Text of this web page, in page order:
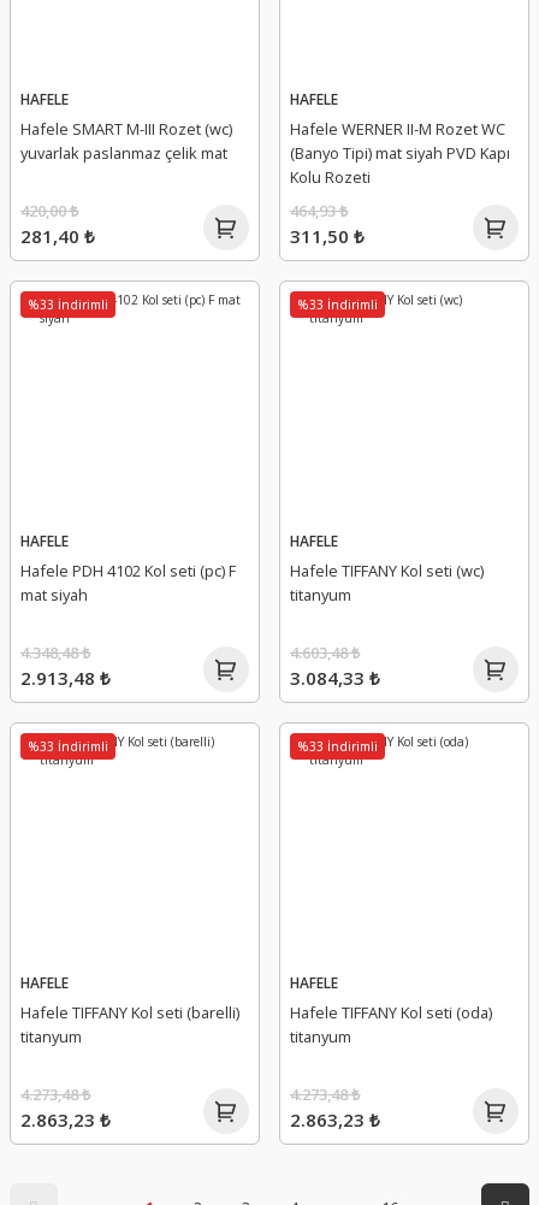
HAFELE
Hafele SMART M-III Rozet (wc)
yuvarlak paslanmaz çelik mat
281,40 ₺
420,00 ₺
HAFELE
Hafele WERNER II-M Rozet WC
(Banyo Tipi) mat siyah PVD Kapı
Kolu Rozeti
311,50 ₺
464,93 ₺
%33 İndirimli
HAFELE
Hafele PDH 4102 Kol seti (pc) F
mat siyah
2.913,48 ₺
4.348,48 ₺
%33 İndirimli
HAFELE
Hafele TIFFANY Kol seti (wc)
titanyum
3.084,33 ₺
4.603,48 ₺
%33 İndirimli
HAFELE
Hafele TIFFANY Kol seti (barelli)
titanyum
2.863,23 ₺
4.273,48 ₺
%33 İndirimli
HAFELE
Hafele TIFFANY Kol seti (oda)
titanyum
2.863,23 ₺
4.273,48 ₺